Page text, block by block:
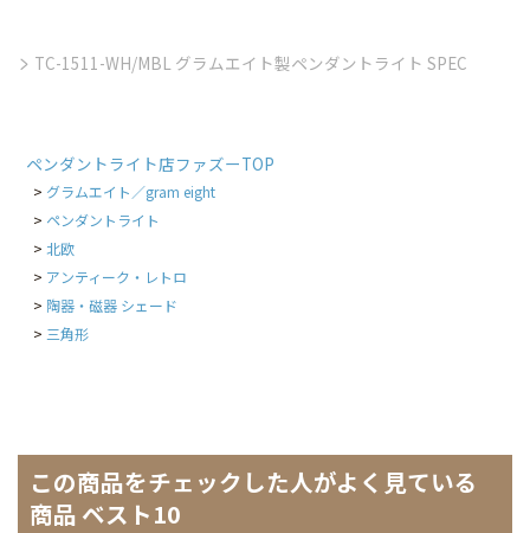
TC-1511-WH/MBL グラムエイト製ペンダントライト SPEC
ペンダントライト店ファズーTOP
グラムエイト／gram eight
ペンダントライト
北欧
アンティーク・レトロ
陶器・磁器 シェード
三角形
この商品をチェックした人がよく見ている
商品 ベスト10